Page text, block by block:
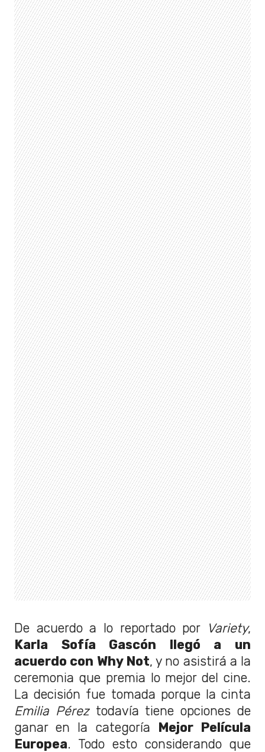
De acuerdo a lo reportado por Variety,
Karla Sofía Gascón llegó a un
acuerdo con Why Not, y no asistirá a la
ceremonia que premia lo mejor del cine.
La decisión fue tomada porque la cinta
Emilia Péreztodavía tiene opciones de
ganar en la categoría Mejor Película
Europea. Todo esto considerando que